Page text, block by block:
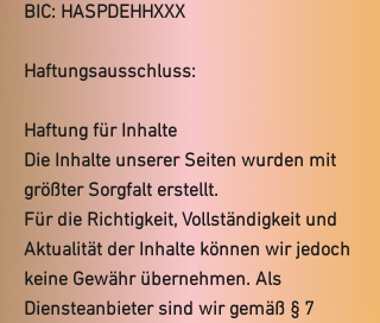
BIC: HASPDEHHXXX
Haftungsausschluss:
Haftung für Inhalte
Die Inhalte unserer Seiten wurden mit
größter Sorgfalt erstellt.
Für die Richtigkeit, Vollständigkeit und
Aktualität der Inhalte können wir jedoch
keine Gewähr übernehmen. Als
Diensteanbieter sind wir gemäß § 7